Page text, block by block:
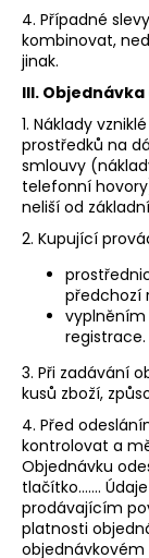
4. Případné
kombinovat,
jinak.
III.
1. Náklady
prostředků na
smlouvy
telefonní
neliší od
2. Kupující
předchozí
registrace.
3. Při zadávání
kusů zboží,
4. Před
kontrolovat a
Objednávku
tlačítko…….
prodávajícím
platnosti